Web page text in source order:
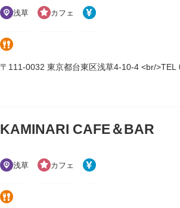
浅草 カフェ
〒111-0032 東京都台東区浅草4-10-4 <br/>TEL
KAMINARI CAFE＆BAR
浅草 カフェ